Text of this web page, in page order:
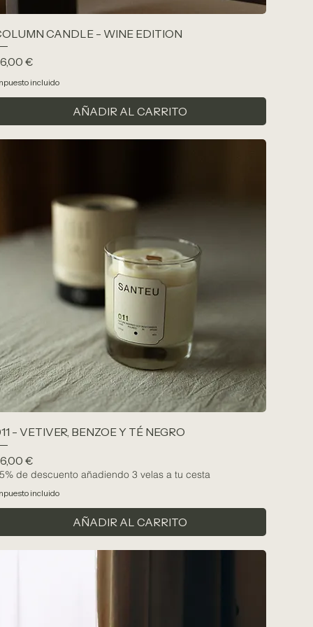
CANDLE - WINE EDITION
€
incluido
AÑADIR AL CARRITO
- VETIVER, BENZOE Y TÉ NEGRO
€
de descuento añadiendo 3 velas a tu cesta
incluido
AÑADIR AL CARRITO